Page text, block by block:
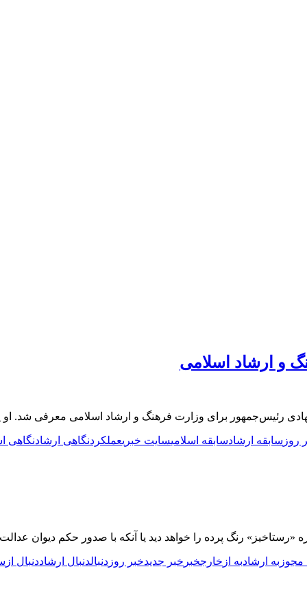
و ارشاد اسلامی
روز سابقه ارشادسابقه اسلامیسایت خبریعملکردنگاهی ارشادنگاهی
«رستاخیز» رنگ پرده را خواهد دید یا آنکه با صدور حکم دیوان
مجوز به ارشادبه از خارجخبر خبر جدیدخبر روز دنبالدنبال ارشاددنبال از